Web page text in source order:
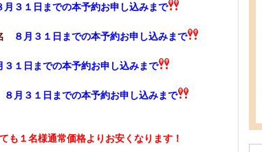
月３１日までの本予約お申し込みまで
８月３１日までの本予約お申し込みまで
３１日までの本予約お申し込みまで
８月３１日までの本予約お申し込みまで
も１名様通常価格よりお安くなります！